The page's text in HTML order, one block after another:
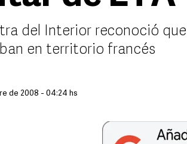
del Interior reconoció
en territorio francés
de 2008 - 04:24 hs